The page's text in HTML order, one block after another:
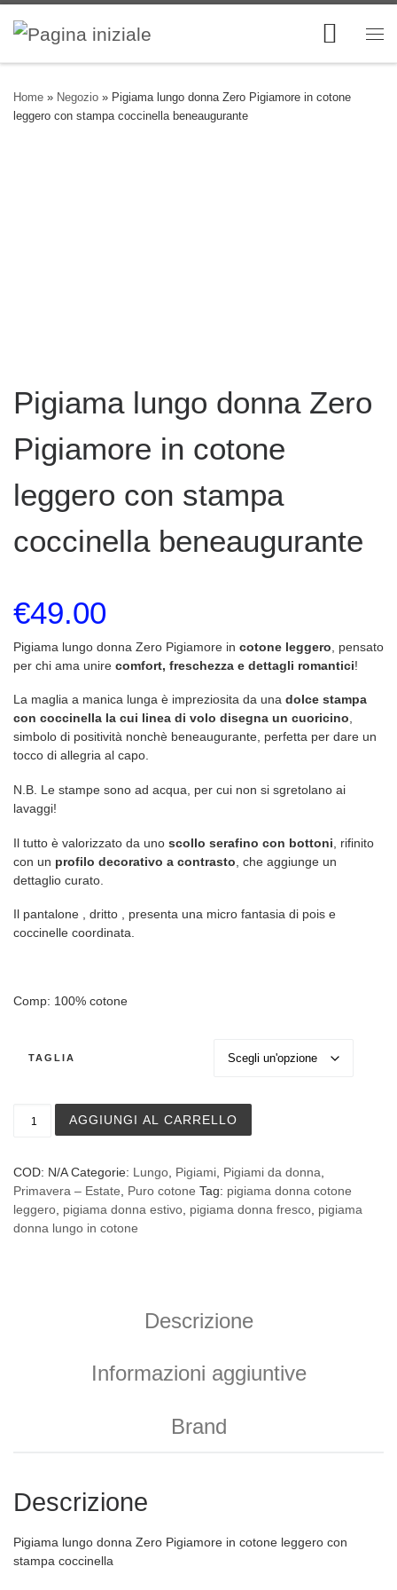
Skip to content
Home » Negozio » Pigiama lungo donna Zero Pigiamore in cotone
leggero con stampa coccinella beneaugurante
Pigiama lungo donna Zero
Pigiamore in cotone
leggero con stampa
coccinella beneaugurante
€49.00
Pigiama lungo donna Zero Pigiamore in cotone leggero , pensato
per chi ama unire comfort, freschezza e dettagli romantici!
La maglia a manica lunga è impreziosita da una dolce stampa
con coccinella la cui linea di volo disegna un cuoricino,
simbolo di positività nonchè beneaugurante, perfetta per dare un
tocco di allegria al capo.
N.B. Le stampe sono ad acqua, per cui non si sgretolano ai
lavaggi!
Il tutto è valorizzato da uno scollo serafino con bottoni , rifinito
con un profilo decorativo a contrasto , che aggiunge un
dettaglio curato.
Il pantalone , dritto , presenta una micro fantasia di pois e
coccinelle coordinata.
Comp: 100% cotone
TAGLIA
AGGIUNGI AL CARRELLO
COD: N/A Categorie: Lungo Pigiami Pigiami da donna
Primavera – Estate
Puro cotone Tag: pigiama donna cotone
leggero pigiama donna estivo pigiama donna fresco pigiama
donna lungo in cotone
Descrizione
Informazioni aggiuntive
Brand
Descrizione
Pigiama lungo donna Zero Pigiamore in cotone leggero con
stampa coccinella